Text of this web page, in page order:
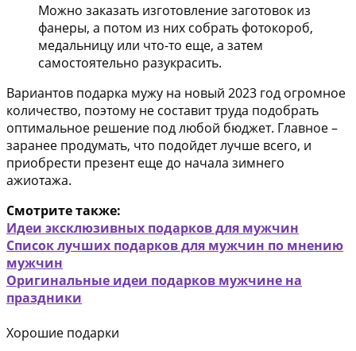
Можно заказать изготовление заготовок из
фанеры, а потом из них собрать фотокороб,
медальницу или что-то еще, а затем
самостоятельно разукрасить.
Вариантов подарка мужу на новый 2023 год огромное
количество, поэтому не составит труда подобрать
оптимальное решение под любой бюджет. Главное –
заранее продумать, что подойдет лучше всего, и
приобрести презент еще до начала зимнего
ажиотажа.
Смотрите также:
Идеи эксклюзивных подарков для мужчин
Список лучших подарков для мужчин по мнению
мужчин
Оригинальные идеи подарков мужчине на
праздники
Хорошие подарки